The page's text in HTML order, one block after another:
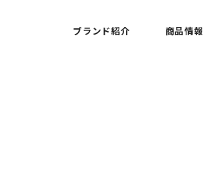
ブランド紹介 商品情報